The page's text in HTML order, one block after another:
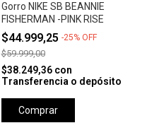
Gorro NIKE SB BEANNIE
FISHERMAN -PINK RISE
$44.999,25 -25% OFF
$59.999,00
$38.249,36 con
Transferencia o depósito
Comprar